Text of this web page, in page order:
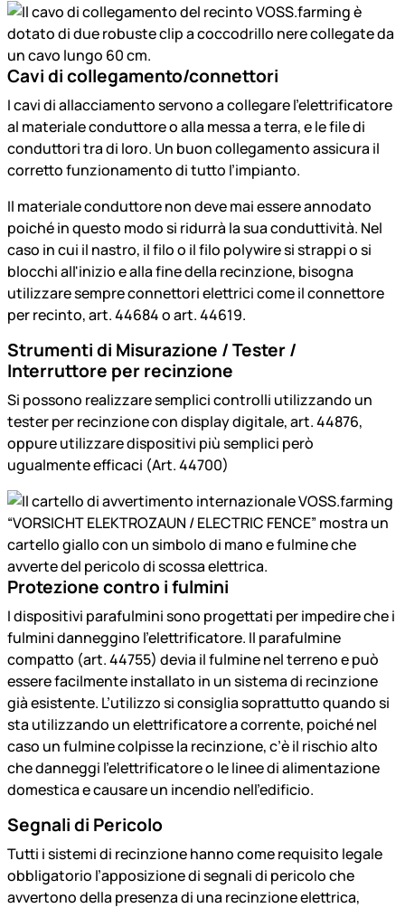
Cavi di collegamento/connettori
I cavi di allacciamento servono a collegare l’elettrificatore
al materiale conduttore o alla messa a terra, e le file di
conduttori tra di loro. Un buon collegamento assicura il
corretto funzionamento di tutto l’impianto.
Il materiale conduttore non deve mai essere annodato
poiché in questo modo si ridurrà la sua conduttività. Nel
caso in cui il nastro, il filo o il filo polywire si strappi o si
blocchi all'inizio e alla fine della recinzione, bisogna
utilizzare sempre connettori elettrici come il connettore
per recinto, art. 44684 o art. 44619.
Strumenti di Misurazione / Tester /
Interruttore per recinzione
Si possono realizzare semplici controlli utilizzando un
tester per recinzione con display digitale, art. 44876,
oppure utilizzare dispositivi più semplici però
ugualmente efficaci (Art. 44700)
Protezione contro i fulmini
I dispositivi parafulmini sono progettati per impedire che i
fulmini danneggino l'elettrificatore. Il parafulmine
compatto (art. 44755) devia il fulmine nel terreno e può
essere facilmente installato in un sistema di recinzione
già esistente. L’utilizzo si consiglia soprattutto quando si
sta utilizzando un elettrificatore a corrente, poiché nel
caso un fulmine colpisse la recinzione, c’è il rischio alto
che danneggi l’elettrificatore o le linee di alimentazione
domestica e causare un incendio nell'edificio.
Segnali di Pericolo
Tutti i sistemi di recinzione hanno come requisito legale
obbligatorio l’apposizione di segnali di pericolo che
avvertono della presenza di una recinzione elettrica,